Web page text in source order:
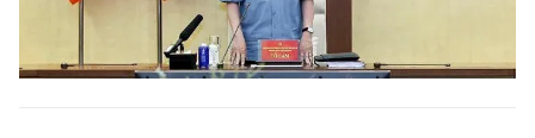
Bạn cần biết